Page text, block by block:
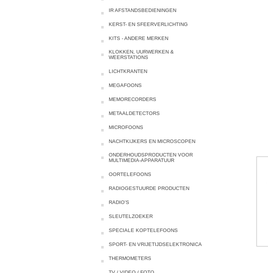
IR AFSTANDSBEDIENINGEN
KERST- EN SFEERVERLICHTING
KITS - ANDERE MERKEN
KLOKKEN, UURWERKEN &
WEERSTATIONS
LICHTKRANTEN
MEGAFOONS
MEMORECORDERS
METAALDETECTORS
MICROFOONS
NACHTKIJKERS EN MICROSCOPEN
ONDERHOUDSPRODUCTEN VOOR
MULTIMEDIA-APPARATUUR
OORTELEFOONS
RADIOGESTUURDE PRODUCTEN
RADIO'S
SLEUTELZOEKER
SPECIALE KOPTELEFOONS
SPORT- EN VRIJETIJDSELEKTRONICA
THERMOMETERS